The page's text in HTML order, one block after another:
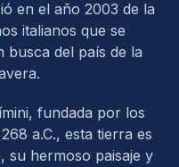
en el año 2003 de la
italianos que se
busca del país de la
fundada por los
a.C., esta tierra es
su hermoso paisaje y